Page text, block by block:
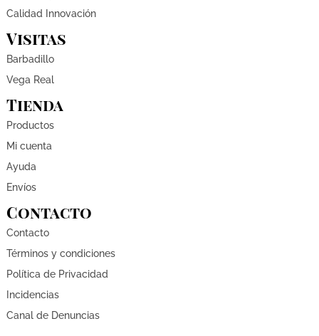
Calidad Innovación
Visitas
Barbadillo
Vega Real
Tienda
Productos
Mi cuenta
Ayuda
Envíos
Contacto
Contacto
Términos y condiciones
Política de Privacidad
Incidencias
Canal de Denuncias